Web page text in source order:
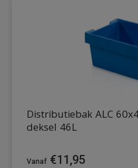
Distributiebak ALC
deksel 46L
€11,95